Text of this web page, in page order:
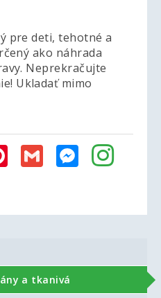
pre deti, tehotné a
ako náhrada
Neprekračujte
Ukladať mimo
Pinterest
Gmail Messenger
a tkanivá